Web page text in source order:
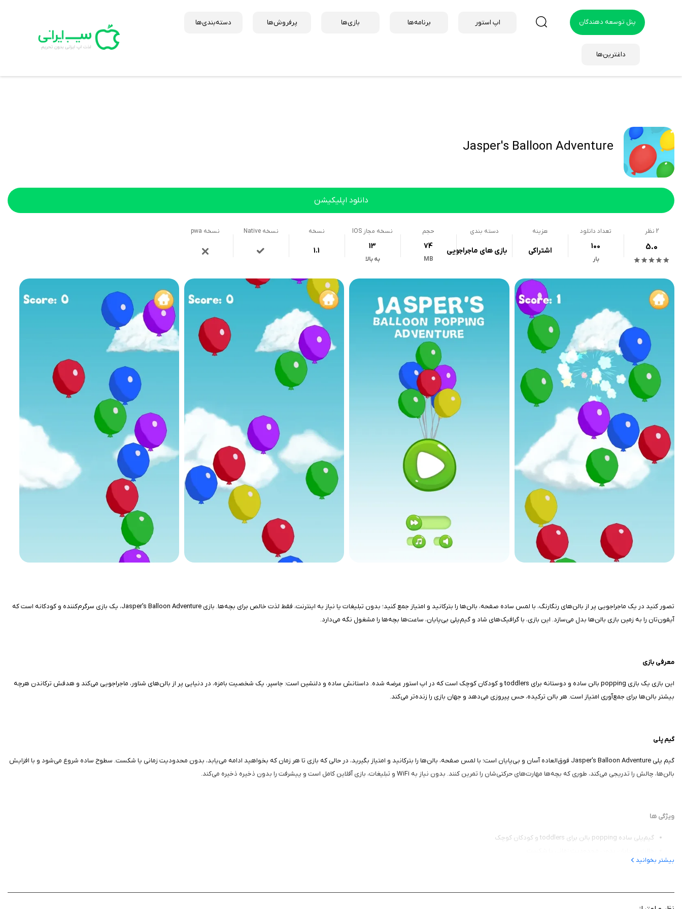
پنل توسعه دهندگان اپ استور برنامه‌ها بازی‌ها پرفروش‌ها دسته‌بندی‌ها
داغترین‌ها
Jasper's Balloon Adventure
دانلود اپلیکیشن
2 نظر
5.0
تعداد دانلود
100
بار
هزینه
اشتراکی
دسته بندی
بازی های ماجراجویی
حجم
74
MB
نسخه مجاز IOS
13
به بالا
نسخه
1.1
نسخه Native نسخه pwa
تصور کنید در یک ماجراجویی پر از بالن‌های رنگارنگ، با لمس ساده صفحه، بالن‌ها را بترکانید و امتیاز جمع کنید؛ بدون تبلیغات یا نیاز به اینترنت، فقط لذت خالص برای بچه‌ها. بازی Jasper's Balloon Adventure، یک بازی سرگرم‌کننده و کودکانه است که
آیفون‌تان را به زمین بازی بالن‌ها بدل می‌سازد. این بازی، با گرافیک‌های شاد و گیم‌پلی بی‌پایان، ساعت‌ها بچه‌ها را مشغول نگه می‌دارد.
معرفی بازی
این بازی یک بازی popping بالن ساده و دوستانه برای toddlers و کودکان کوچک است که در اپ استور عرضه شده. داستانش ساده و دلنشین است: جاسپر، یک شخصیت بامزه، در دنیایی پر از بالن‌های شناور، ماجراجویی می‌کند و هدفش ترکاندن هرچه
بیشتر بالن‌ها برای جمع‌آوری امتیاز است. هر بالن ترکیده، حس پیروزی می‌دهد و جهان بازی را زنده‌تر می‌کند.
گیم‌ پلی
گیم‌ پلی Jasper's Balloon Adventure فوق‌العاده آسان و بی‌پایان است؛ با لمس صفحه، بالن‌ها را بترکانید و امتیاز بگیرید، در حالی که بازی تا هر زمان که بخواهید ادامه می‌یابد، بدون محدودیت زمانی یا شکست. سطوح ساده شروع می‌شود و با افزایش
بالن‌ها، چالش را تدریجی می‌کند، طوری که بچه‌ها مهارت‌های حرکتی‌شان را تمرین کنند. بدون نیاز به WiFi و تبلیغات، بازی آفلاین کامل است و پیشرفت را بدون ذخیره ذخیره می‌کند.
ویژگی‌ ها
گیم‌پلی ساده popping بالن برای toddlers و کودکان کوچک
بدون تبلیغات و نیاز به اینترنت برای بازی آفلاین
جمع‌آوری امتیاز با هر بالن ترکیده
بیشتر بخوانید